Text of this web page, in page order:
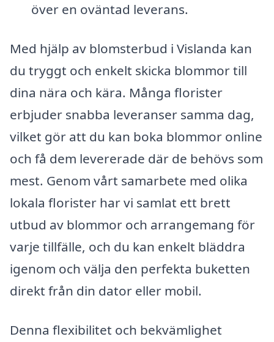
över en oväntad leverans.
Med hjälp av blomsterbud i Vislanda kan
du tryggt och enkelt skicka blommor till
dina nära och kära. Många florister
erbjuder snabba leveranser samma dag,
vilket gör att du kan boka blommor online
och få dem levererade där de behövs som
mest. Genom vårt samarbete med olika
lokala florister har vi samlat ett brett
utbud av blommor och arrangemang för
varje tillfälle, och du kan enkelt bläddra
igenom och välja den perfekta buketten
direkt från din dator eller mobil.
Denna flexibilitet och bekvämlighet